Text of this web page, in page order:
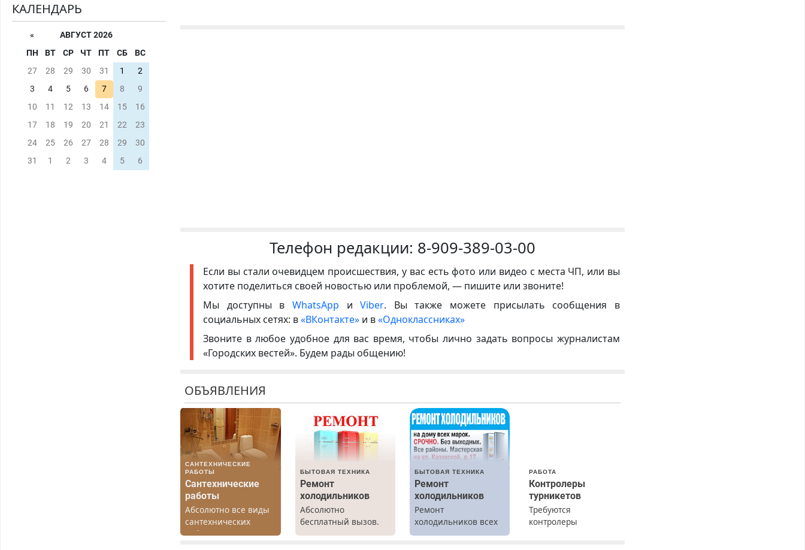
Телефон редакции: 8-909-389-03-00
Если вы стали очевидцем происшествия, у вас есть фото или видео с места ЧП, или вы
хотите поделиться своей новостью или проблемой, — пишите или звоните!
Мы доступны в WhatsApp иViber. Вы также можете присылать сообщения в
социальных сетях: в«ВКонтакте» и в«Одноклассниках»
Звоните в любое удобное для вас время, чтобы лично задать вопросы журналистам
«Городских вестей». Будем рады общению!
ОБЪЯВЛЕНИЯ
САНТЕХНИЧЕСКИЕ
РАБОТЫ
Сантехнические
работы
Абсолютно все виды
сантехнических
работ. Быстро.
БЫТОВАЯ ТЕХНИКА
Ремонт
холодильников
Абсолютно
бесплатный вызов.
Ремонт
БЫТОВАЯ ТЕХНИКА
Ремонт
холодильников
Ремонт
холодильников всех
марок на дому.
РАБОТА
Контролеры
турникетов
Требуются
контролеры
КАЛЕНДАРЬ
«
АВГУСТ 2026
ПН
ВТ СР ЧТ ПТ СБ
ВС
27
28 29 30 31 1
2
3
4 5 6 7 8
9
10
11 12 13 14 15
16
17
18 19 20 21 22
23
24
25 26 27 28 29
30
31
1 2 3 4 5 6